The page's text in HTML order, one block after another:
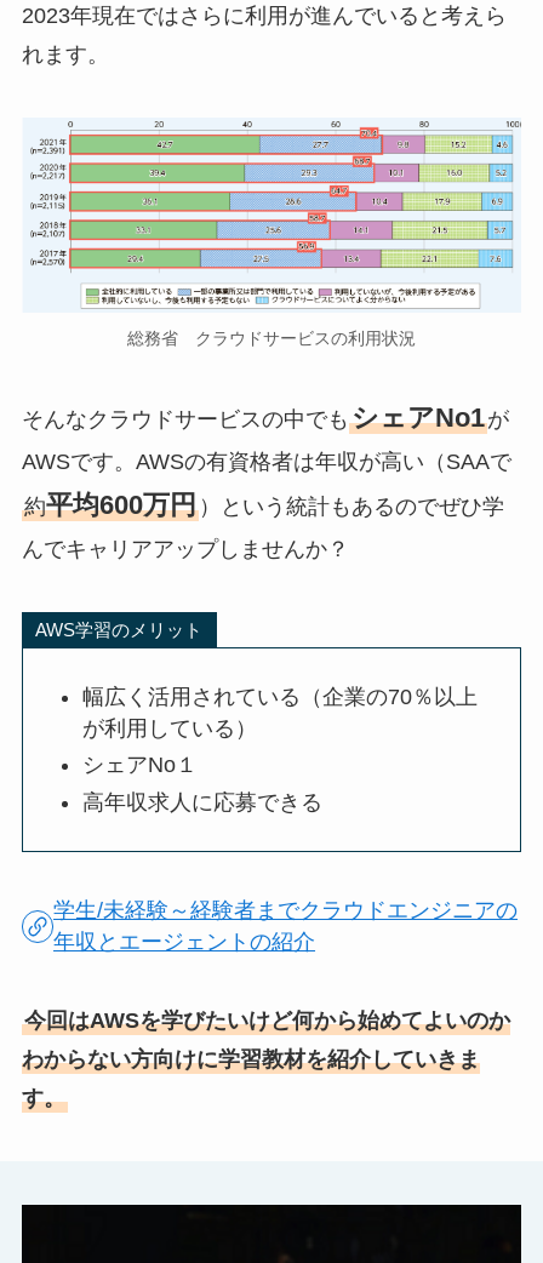
2023年現在ではさらに利用が進んでいると考えら
れます。
総務省 クラウドサービスの利用状況
そんなクラウドサービスの中でも シェアNo1が
AWSです。AWSの有資格者は年収が高い（SAAで
約平均600万円）という統計もあるのでぜひ学
んでキャリアアップしませんか？
AWS学習のメリット
幅広く活用されている（企業の70％以上
が利用している）
シェアNo１
高年収求人に応募できる
学生/未経験～経験者までクラウドエンジニアの
年収とエージェントの紹介
今回はAWSを学びたいけど何から始めてよいのか
わからない方向けに学習教材を紹介していきま
す。